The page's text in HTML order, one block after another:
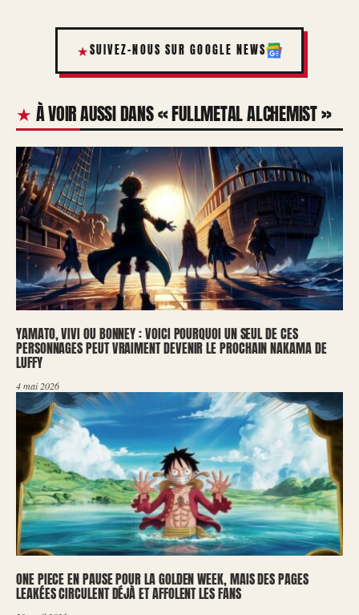
SUIVEZ-NOUS SUR GOOGLE NEWS
À VOIR AUSSI DANS « FULLMETAL ALCHEMIST »
YAMATO, VIVI OU BONNEY : VOICI POURQUOI UN SEUL DE CES
PERSONNAGES PEUT VRAIMENT DEVENIR LE PROCHAIN NAKAMA DE
LUFFY
4 mai 2026
ONE PIECE EN PAUSE POUR LA GOLDEN WEEK, MAIS DES PAGES
LEAKÉES CIRCULENT DÉJÀ ET AFFOLENT LES FANS